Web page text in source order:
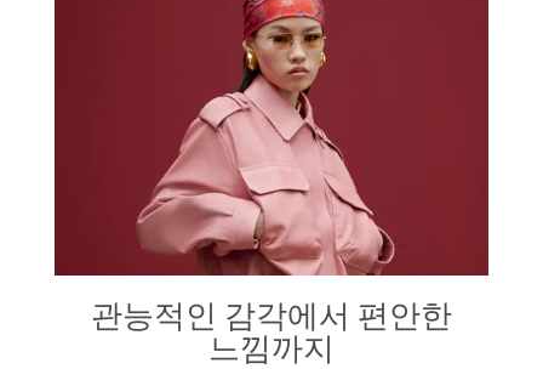
관능적인 감각에서 편안한
느낌까지